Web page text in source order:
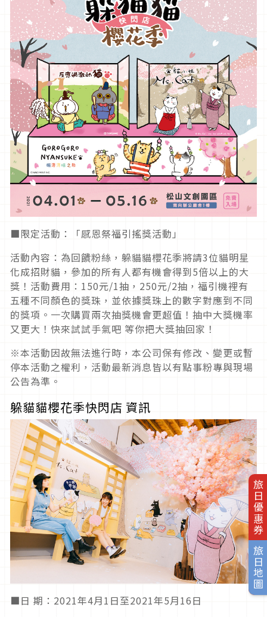
旅日優惠券
旅日地圖
■限定活動：「感恩祭福引搖獎活動」
活動內容：為回饋粉絲，躲貓貓櫻花季將請3位貓明星
化成招財貓，參加的所有人都有機會得到5倍以上的大
獎！活動費用：150元/1抽，250元/2抽，福引機裡有
五種不同顏色的獎珠，並依據獎珠上的數字對應到不同
的獎項。一次購買兩次抽獎機會更超值！抽中大獎機率
又更大！快來試試手氣吧 等你把大獎抽回家！
※本活動因故無法進行時，本公司保有修改、變更或暫
停本活動之權利，活動最新消息皆以有點事粉專與現場
公告為準。
躲貓貓櫻花季快閃店 資訊
■日 期：2021年4月1日至2021年5月16日